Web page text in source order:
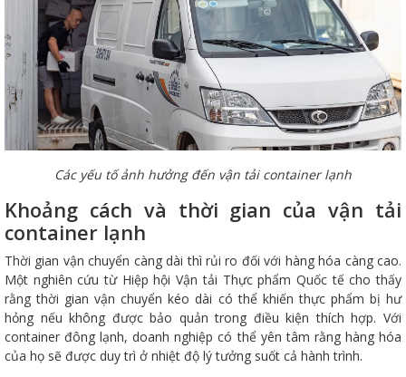
Các yếu tố ảnh hưởng đến vận tải container lạnh
Khoảng cách và thời gian của vận tải
container lạnh
Thời gian vận chuyển càng dài thì rủi ro đối với hàng hóa càng cao.
Một nghiên cứu từ Hiệp hội Vận tải Thực phẩm Quốc tế cho thấy
rằng thời gian vận chuyển kéo dài có thể khiến thực phẩm bị hư
hỏng nếu không được bảo quản trong điều kiện thích hợp. Với
container đông lạnh, doanh nghiệp có thể yên tâm rằng hàng hóa
của họ sẽ được duy trì ở nhiệt độ lý tưởng suốt cả hành trình.